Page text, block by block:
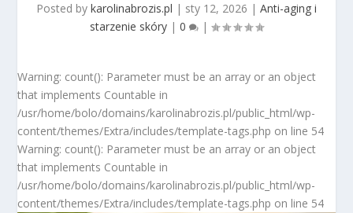
Posted by karolinabrozis.pl | sty 12, 2026 | Anti-aging i
starzenie skóry | 0 |
Warning: count(): Parameter must be an array or an object
that implements Countable in
/usr/home/bolo/domains/karolinabrozis.pl/public_html/wp-
content/themes/Extra/includes/template-tags.php on line 54
Warning: count(): Parameter must be an array or an object
that implements Countable in
/usr/home/bolo/domains/karolinabrozis.pl/public_html/wp-
content/themes/Extra/includes/template-tags.php on line 54